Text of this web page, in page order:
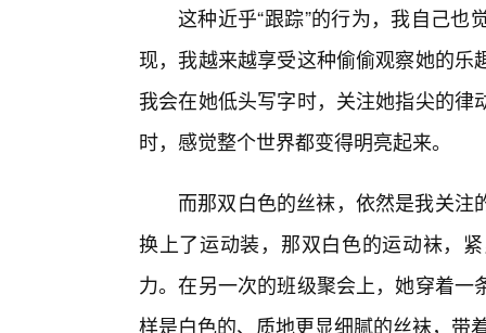
这种近乎“跟踪”的行为，我自己
现，我越来越享受这种偷偷观察她的
我会在她低头写字时，关注她指尖的
时，感觉整个世界都变得明亮起来。
而那双白色的丝袜，依然是我关
换上了运动装，那双白色的运动袜，
力。在另一次的班级聚会上，她穿着
样是白色的、质地更显细腻的丝袜，带